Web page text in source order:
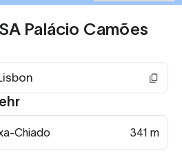
Palácio Camões
Chiado 341 m